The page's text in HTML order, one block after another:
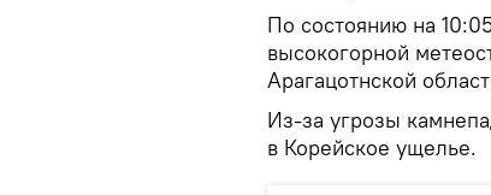
По состоянию на
высокогорной
Арагацотнской
Из-за угрозы
в Корейское ущелье.